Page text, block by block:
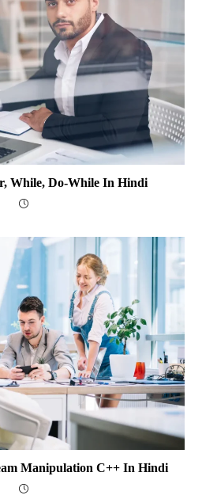
While, Do-While In Hindi
Manipulation C++ In Hindi